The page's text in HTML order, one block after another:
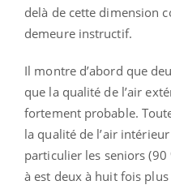
delà de cette dimension
demeure instructif.
Il montre d’abord que
que la qualité de l’air
fortement probable.
la qualité de l’air
particulier les seniors (90
à est deux à huit fois